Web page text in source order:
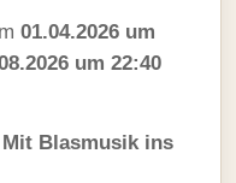
01.04.2026 um
um 22:40
Mit Blasmusik ins